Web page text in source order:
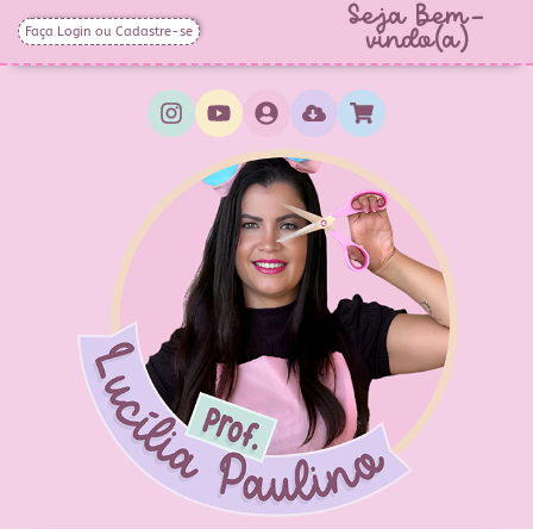
Faça Login ou Cadastre-se Seja Bem-
vindo(a)